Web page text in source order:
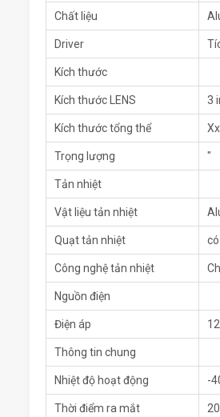
Chất liệu
Driver
Kích thước
Kích thước LENS 3
Kích thước tổng thể
Trọng lượng "
Tản nhiệt
Vật liệu tản nhiệt
Quạt tản nhiệt có
Công nghệ tản nhiệt
Nguồn điện
Điện áp
Thông tin chung
Nhiệt độ hoạt động -
Thời điểm ra mắt